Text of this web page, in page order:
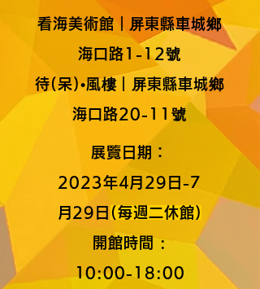
看海美術館｜屏東縣車城鄉
海口路1-12號
待(呆)•風樓｜屏東縣車城鄉
海口路20-11號
展覽日期：
2023年4月29日-7
月29日 (每週二休館)
開館時間 :
10:00-18:00